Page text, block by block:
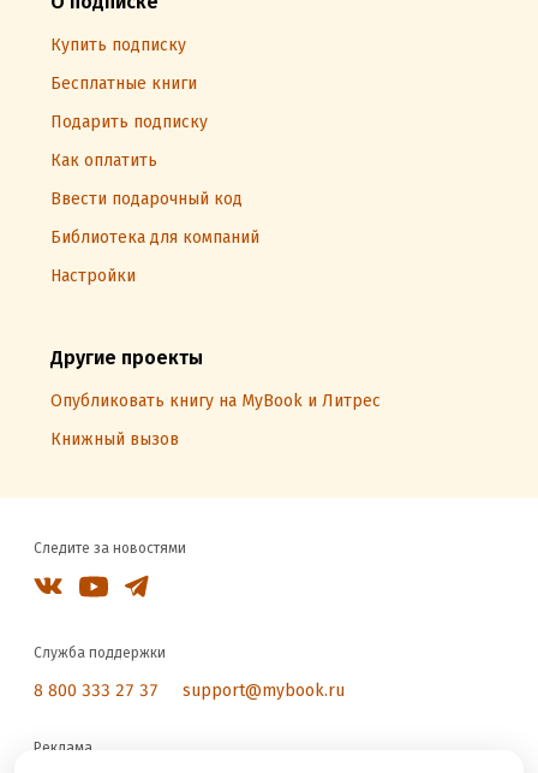
Купить подписку
Бесплатные книги
Подарить подписку
Как оплатить
Ввести подарочный код
Библиотека для компаний
Настройки
Другие проекты
Опубликовать книгу на MyBook и Литрес
Книжный вызов
Следите за новостями
Служба поддержки
8 800 333 27 37 support@mybook.ru
Реклама